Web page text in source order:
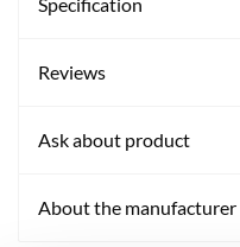
Specification
Reviews
Ask about product
About the manufacturer